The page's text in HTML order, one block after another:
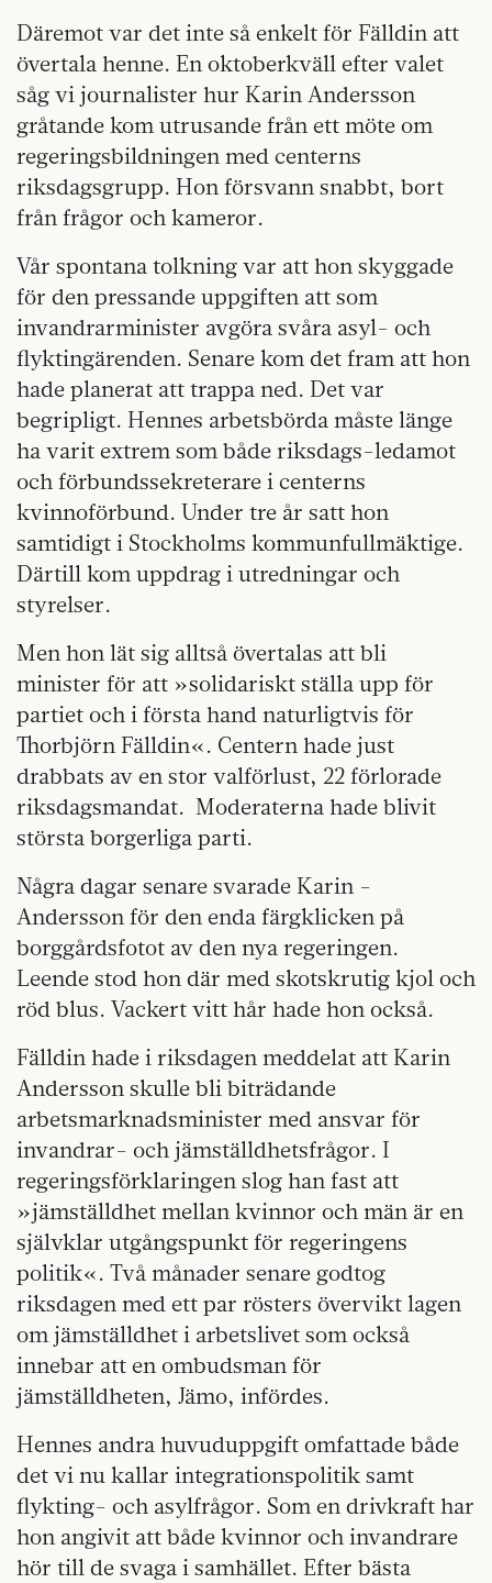
Däremot var det inte så enkelt för Fälldin att
övertala henne. En oktoberkväll efter valet
såg vi journalister hur Karin Andersson
gråtande kom utrusande från ett möte om
regeringsbildningen med centerns
riksdagsgrupp. Hon försvann snabbt, bort
från frågor och kameror.
Vår spontana tolkning var att hon skyggade
för den pressande uppgiften att som
invandrarminister avgöra svåra asyl- och
flyktingärenden. Senare kom det fram att hon
hade planerat att trappa ned. Det var
begripligt. Hennes arbetsbörda måste länge
ha varit extrem som både riksdags-ledamot
och förbundssekreterare i centerns
kvinnoförbund. Under tre år satt hon
samtidigt i Stockholms kommunfullmäktige.
Därtill kom uppdrag i utredningar och
styrelser.
Men hon lät sig alltså övertalas att bli
minister för att »solidariskt ställa upp för
partiet och i första hand naturligtvis för
Thorbjörn Fälldin«. Centern hade just
drabbats av en stor valförlust, 22 förlorade
riksdagsmandat. Moderaterna hade blivit
största borgerliga parti.
Några dagar senare svarade Karin -
Andersson för den enda färgklicken på
borggårdsfotot av den nya regeringen.
Leende stod hon där med skotskrutig kjol och
röd blus. Vackert vitt hår hade hon också.
Fälldin hade i riksdagen meddelat att Karin
Andersson skulle bli biträdande
arbetsmarknadsminister med ansvar för
invandrar- och jämställdhetsfrågor. I
regeringsförklaringen slog han fast att
»jämställdhet mellan kvinnor och män är en
självklar utgångspunkt för regeringens
politik«. Två månader senare godtog
riksdagen med ett par rösters övervikt lagen
om jämställdhet i arbetslivet som också
innebar att en ombudsman för
jämställdheten, Jämo, infördes.
Hennes andra huvuduppgift omfattade både
det vi nu kallar integrationspolitik samt
flykting- och asylfrågor. Som en drivkraft har
hon angivit att både kvinnor och invandrare
hör till de svaga i samhället. Efter bästa